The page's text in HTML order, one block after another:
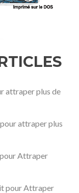
attraper plus de
attraper plus
Attraper
pour Attraper